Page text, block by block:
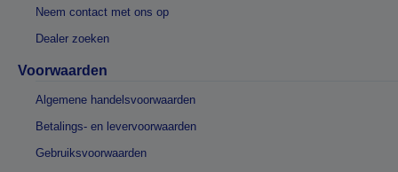
Neem contact met ons op
Dealer zoeken
Voorwaarden
Algemene handelsvoorwaarden
Betalings- en levervoorwaarden
Gebruiksvoorwaarden